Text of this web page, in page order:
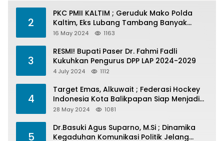
2
PKC PMII KALTIM ; Geruduk Mako Polda
Kaltim, Eks Lubang Tambang Banyak
Menelan Korban
16 May 2024 1163
3
RESMI! Bupati Paser Dr. Fahmi Fadli
Kukuhkan Pengurus DPP LAP 2024-2029
4 July 2024 1112
4
Target Emas, Alkuwait ; Federasi Hockey
Indonesia Kota Balikpapan Siap Menjadi
Barometer Prestasi Di Kaltim
28 May 2024 1081
5
Dr.Basuki Agus Suparno, M.Si ; Dinamika
Kegaduhan Komunikasi Politik Jelang